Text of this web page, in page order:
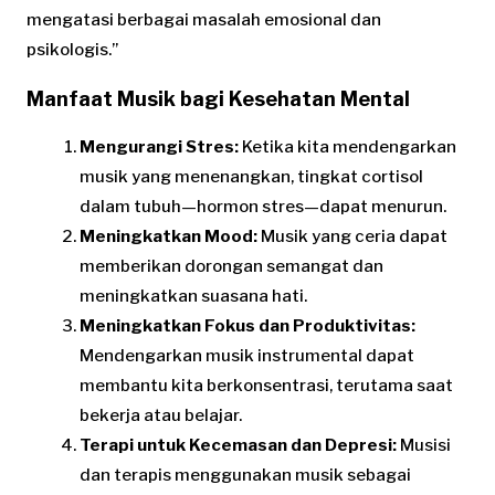
mengatasi berbagai masalah emosional dan
psikologis.”
Manfaat Musik bagi Kesehatan Mental
Mengurangi Stres: Ketika kita mendengarkan
musik yang menenangkan, tingkat cortisol
dalam tubuh—hormon stres—dapat menurun.
Meningkatkan Mood: Musik yang ceria dapat
memberikan dorongan semangat dan
meningkatkan suasana hati.
Meningkatkan Fokus dan Produktivitas:
Mendengarkan musik instrumental dapat
membantu kita berkonsentrasi, terutama saat
bekerja atau belajar.
Terapi untuk Kecemasan dan Depresi: Musisi
dan terapis menggunakan musik sebagai